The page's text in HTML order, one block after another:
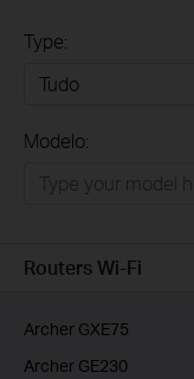
Type:
Empresas
Modelo:
Routers Wi-Fi
Archer GXE75
Archer GE230